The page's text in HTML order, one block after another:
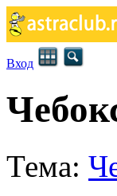
Вход
Тема: